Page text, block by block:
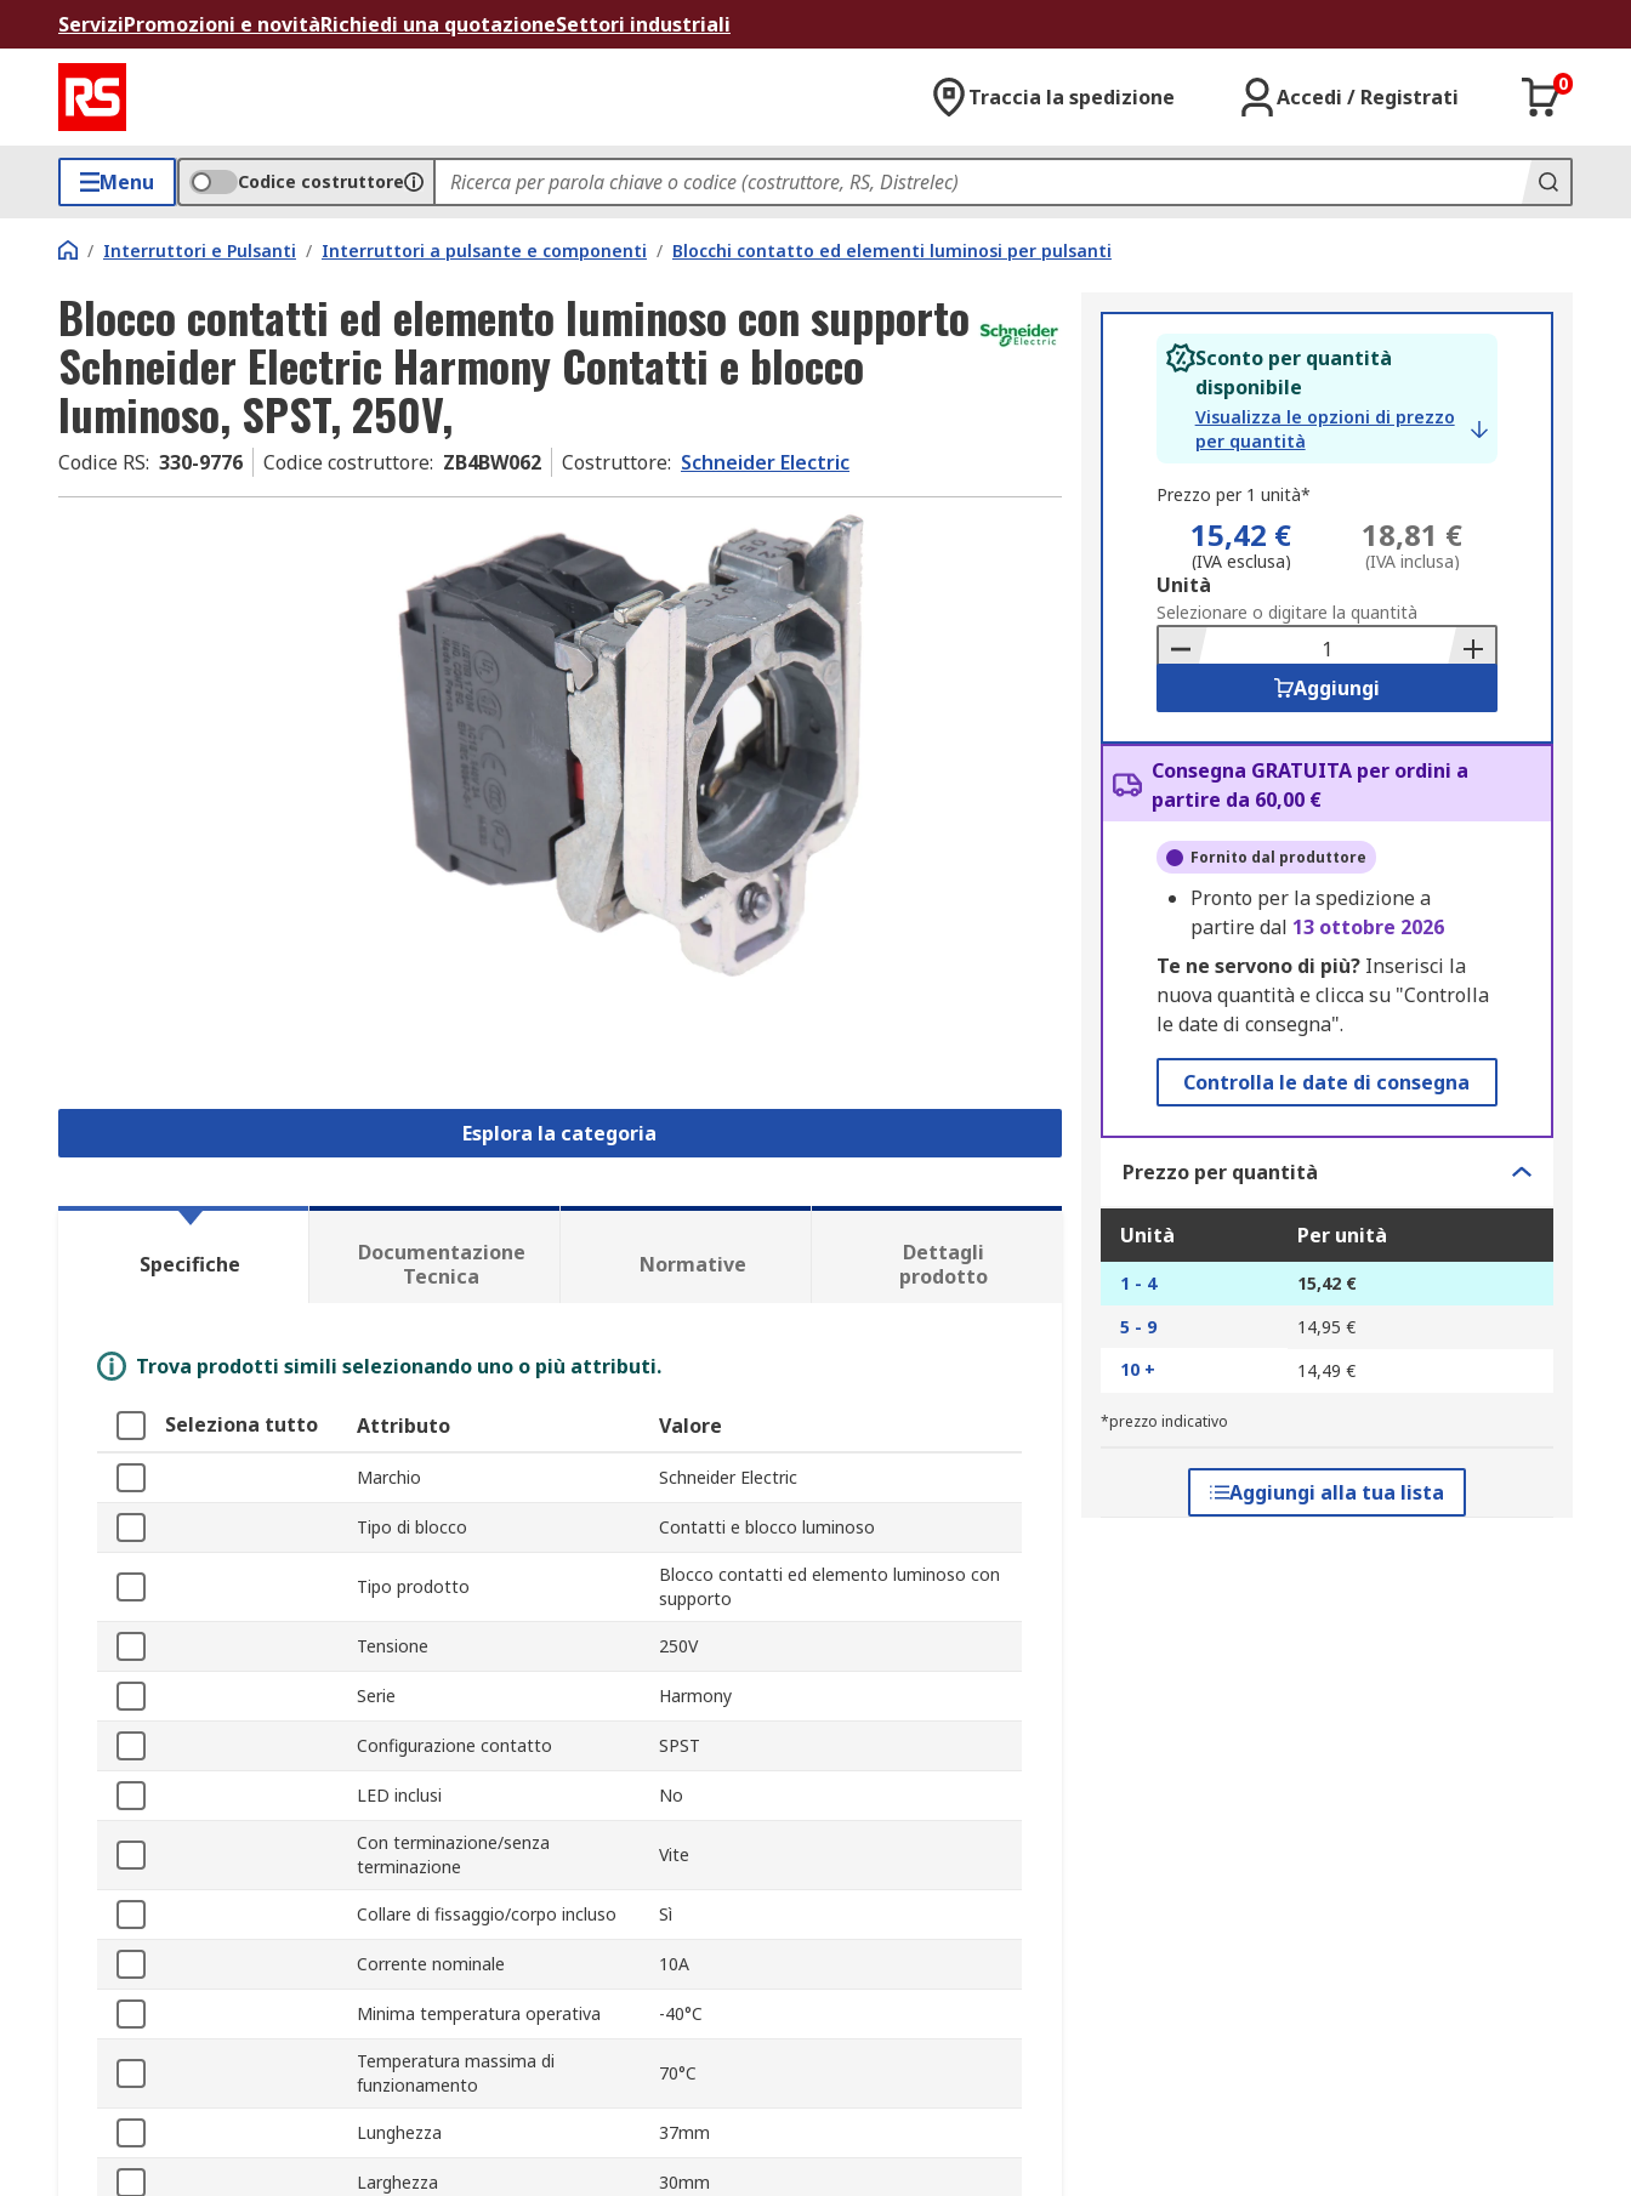
ServiziPromozioni e novitàRichiedi una quotazioneSettori industriali
Traccia la spedizione Accedi / Registrati
0
Menu Codice costruttore
/ Interruttori e Pulsanti / Interruttori a pulsante e componenti / Blocchi contatto ed elementi luminosi per pulsanti
Blocco contatti ed elemento luminoso con supporto
Schneider Electric Harmony Contatti e blocco
luminoso, SPST, 250V,
Codice RS: 330-9776 Codice costruttore: ZB4BW062 Costruttore: Schneider Electric
Esplora la categoria
Sconto per quantità
disponibile
Visualizza le opzioni di prezzo
per quantità
Prezzo per 1 unità*
15,42 €
(IVA esclusa)
18,81 €
(IVA inclusa)
Add
to
Basket
Unità
Selezionare o digitare la quantità
Aggiungi
Consegna GRATUITA per ordini a
partire da 60,00 €
Fornito dal produttore
Pronto per la spedizione a
partire dal 13 ottobre 2026
Te ne servono di più?Inserisci la
nuova quantità e clicca su "Controlla
le date di consegna".
Controlla le date di consegna
Prezzo per quantità
Unità Per unità
1 - 4
15,42 €
5 - 9
14,95 €
10 +
14,49 €
*prezzo indicativo
Aggiungi alla tua lista
Specifiche
Documentazione
Tecnica
Normative
Dettagli
prodotto
Trova prodotti simili selezionando uno o più attributi.
Seleziona tutto Attributo Valore
Marchio Schneider Electric
Tipo di blocco Contatti e blocco luminoso
Tipo prodotto
Blocco contatti ed elemento luminoso con
supporto
Tensione 250V
Serie Harmony
Configurazione contatto SPST
LED inclusi No
Con terminazione/senza
terminazione
Vite
Collare di fissaggio/corpo incluso Sì
Corrente nominale 10A
Minima temperatura operativa -40°C
Temperatura massima di
funzionamento
70°C
Lunghezza 37mm
Larghezza 30mm